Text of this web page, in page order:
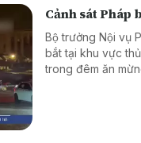
Cảnh sát Pháp
Bộ trưởng Nội vụ
bắt tại khu vực
trong đêm ăn